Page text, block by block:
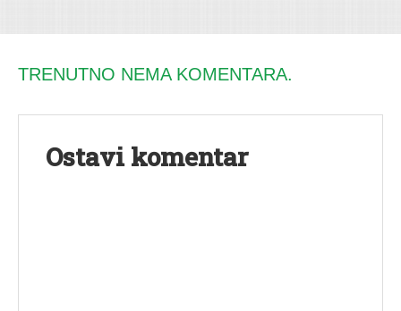
TRENUTNO NEMA KOMENTARA.
Ostavi komentar